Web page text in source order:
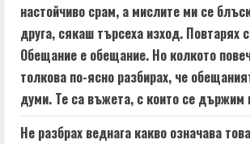
настойчиво срам, а мислите ми се
друга, сякаш търсеха изход. Повтарях
Обещание е обещание. Но колкото
толкова по-ясно разбирах, че
думи. Те са въжета, с които се държим
Не разбрах веднага какво означава